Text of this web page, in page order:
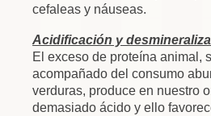
cefaleas y náuseas.
Acidificación y
El exceso de proteína animal,
acompañado del consumo
verduras, produce en nuestro
demasiado ácido y ello